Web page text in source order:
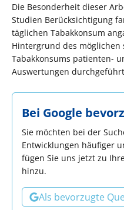
Die Besonderheit dieser
Studien Berücksichtigung
täglichen Tabakkonsum
Hintergrund des möglichen
Tabakkonsums patienten-
Auswertungen
Bei Google
Sie möchten bei der
Entwicklungen häufiger
fügen Sie uns jetzt zu
hinzu.
Als bevorzugte